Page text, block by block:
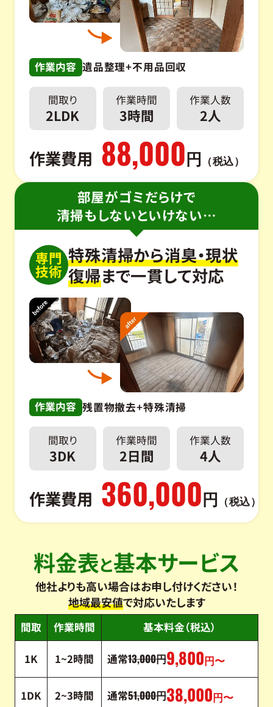
作業内容 遺品整理+不用品回収
間取り
2LDK
作業時間
3時間
作業人数
2人
作業費用 88,000 円 （税込）
部屋がゴミだらけで
清掃もしないといけない…
専門
技術
特殊清掃から消臭・現状
復帰まで一貫して対応
作業内容 残置物撤去+特殊清掃
間取り
3DK
作業時間
2日間
作業人数
4人
作業費用 360,000 円 （税込）
料金表と基本サービス
他社よりも高い場合はお申し付けください！
地域最安値で対応いたします
間取 作業時間 基本料金（税込）
1K 1~2時間 通常13,000円9,800 円〜
1DK 2~3時間 通常51,000円38,000 円〜